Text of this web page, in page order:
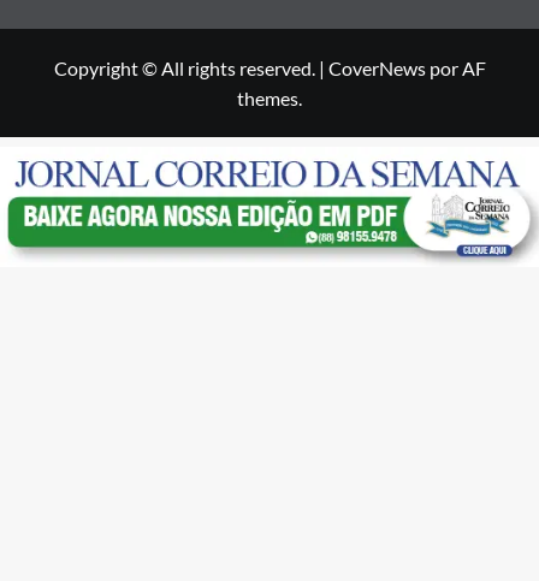
Copyright © All rights reserved. | CoverNewspor AF
themes.